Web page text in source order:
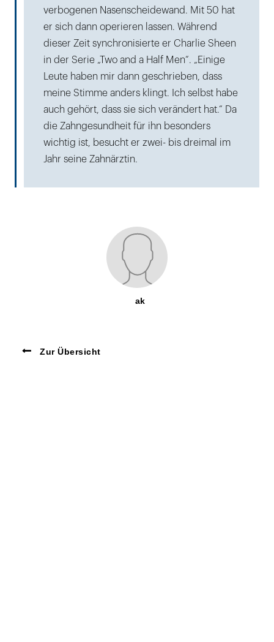
verbogenen Nasenscheidewand. Mit 50 hat
er sich dann operieren lassen. Während
dieser Zeit synchronisierte er Charlie Sheen
in der Serie „Two and a Half Men“. „Einige
Leute haben mir dann geschrieben, dass
meine Stimme anders klingt. Ich selbst habe
auch gehört, dass sie sich verändert hat.“ Da
die Zahngesundheit für ihn besonders
wichtig ist, besucht er zwei- bis dreimal im
Jahr seine Zahnärztin.
ak
Zur Übersicht